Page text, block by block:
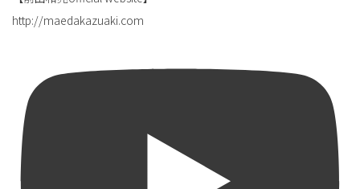
http://maedakazuaki.com